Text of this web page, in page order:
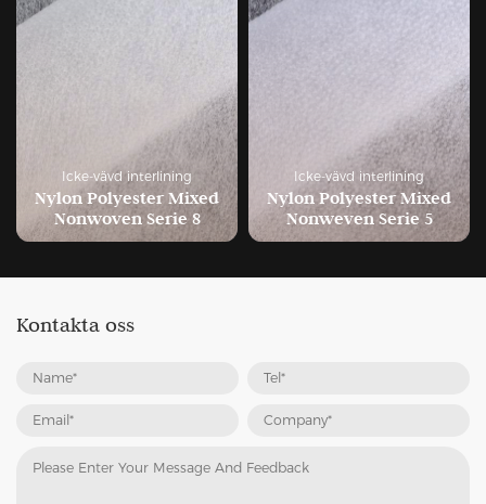
Icke-vävd interlining
Nylon Polyester Mixed
Nonwoven Serie 8
Icke-vävd interlining
Nylon Polyester Mixed
Nonweven Serie 5
Kontakta oss